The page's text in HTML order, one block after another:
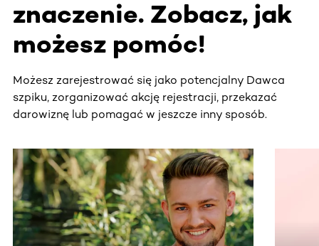
znaczenie. Zobacz, jak
możesz pomóc!
Możesz zarejestrować się jako potencjalny Dawca
szpiku, zorganizować akcję rejestracji, przekazać
darowiznę lub pomagać w jeszcze inny sposób.
Ta sekcja zawiera treści przewijane w poziomie. Użyj